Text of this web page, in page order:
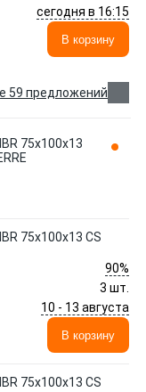
сегодня в 16:15
В корзину
59 предложений
75x100x13
75x100x13 CS
90%
3 шт.
10 - 13 августа
В корзину
75x100x13 CS